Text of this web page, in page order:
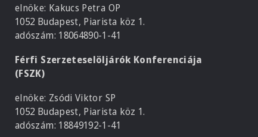
elnöke: Kakucs Petra OP
1052 Budapest, Piarista köz 1.
adószám: 18064890-1-41
Férfi Szerzeteselöljárók Konferenciája
(FSZK)
elnöke: Zsódi Viktor SP
1052 Budapest, Piarista köz 1.
adószám: 18849192-1-41